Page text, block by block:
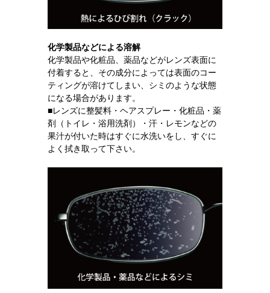
化学製品などによる溶解
化学製品や化粧品、薬品などがレンズ表面に
付着すると、その成分によっては表面のコー
ティングが溶けてしまい、シミのような状態
になる場合があります。
■レンズに整髪料・ヘアスプレー・化粧品・薬
剤（トイレ・浴用洗剤）・汗・レモンなどの
果汁が付いた時はすぐに水洗いをし、すぐに
よく拭き取って下さい。